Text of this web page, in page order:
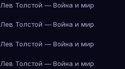
Лев Толстой — Война и мир
Лев Толстой — Война и мир
Лев Толстой — Война и мир
Лев Толстой — Война и мир